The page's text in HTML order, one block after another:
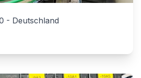
- Deutschland